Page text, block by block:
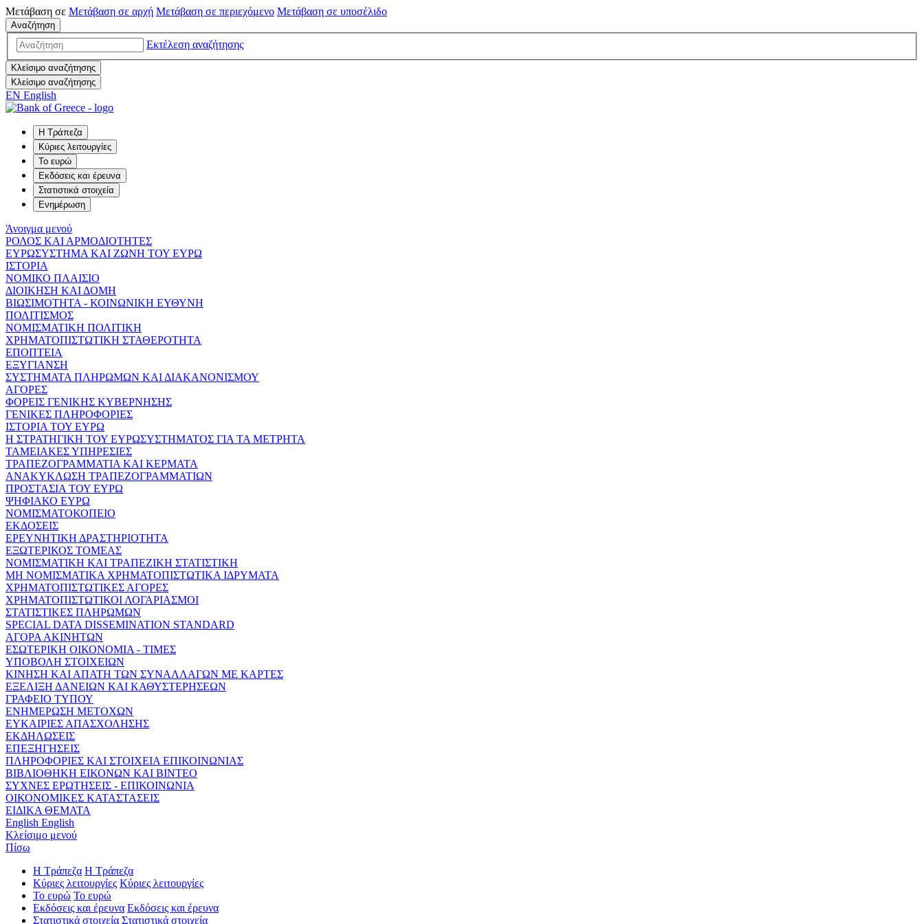
Μετάβαση σε Μετάβαση σε αρχή Μετάβαση σε περιεχόμενο Μετάβαση σε υποσέλιδο
Αναζήτηση
Εκτέλεση αναζήτησης
Κλείσιμο αναζήτησης
Κλείσιμο αναζήτησης
EN English
Η Τράπεζα
Κύριες λειτουργίες
Το ευρώ
Εκδόσεις και έρευνα
Στατιστικά στοιχεία
Ενημέρωση
Άνοιγμα μενού
ΡΟΛΟΣ ΚΑΙ ΑΡΜΟΔΙΟΤΗΤΕΣ
ΕΥΡΩΣΥΣΤΗΜΑ ΚΑΙ ΖΩΝΗ ΤΟΥ ΕΥΡΩ
ΙΣΤΟΡΙΑ
ΝΟΜΙΚΟ ΠΛΑΙΣΙΟ
ΔΙΟΙΚΗΣΗ ΚΑΙ ΔΟΜΗ
ΒΙΩΣΙΜΟΤΗΤΑ - ΚΟΙΝΩΝΙΚΗ ΕΥΘΥΝΗ
ΠΟΛΙΤΙΣΜΟΣ
ΝΟΜΙΣΜΑΤΙΚΗ ΠΟΛΙΤΙΚΗ
ΧΡΗΜΑΤΟΠΙΣΤΩΤΙΚΗ ΣΤΑΘΕΡΟΤΗΤΑ
ΕΠΟΠΤΕΙΑ
ΕΞΥΓΙΑΝΣΗ
ΣΥΣΤΗΜΑΤΑ ΠΛΗΡΩΜΩΝ ΚΑΙ ΔΙΑΚΑΝΟΝΙΣΜΟΥ
ΑΓΟΡΕΣ
ΦΟΡΕΙΣ ΓΕΝΙΚΗΣ ΚΥΒΕΡΝΗΣΗΣ
ΓΕΝΙΚΕΣ ΠΛΗΡΟΦΟΡΙΕΣ
ΙΣΤΟΡΙΑ ΤΟΥ ΕΥΡΩ
Η ΣΤΡΑΤΗΓΙΚΗ ΤΟΥ ΕΥΡΩΣΥΣΤΗΜΑΤΟΣ ΓΙΑ ΤΑ ΜΕΤΡΗΤΑ
ΤΑΜΕΙΑΚΕΣ ΥΠΗΡΕΣΙΕΣ
ΤΡΑΠΕΖΟΓΡΑΜΜΑΤΙΑ ΚΑΙ ΚΕΡΜΑΤΑ
ΑΝΑΚΥΚΛΩΣΗ ΤΡΑΠΕΖΟΓΡΑΜΜΑΤΙΩΝ
ΠΡΟΣΤΑΣΙΑ ΤΟΥ ΕΥΡΩ
ΨΗΦΙΑΚΟ ΕΥΡΩ
ΝΟΜΙΣΜΑΤΟΚΟΠΕΙΟ
ΕΚΔΟΣΕΙΣ
ΕΡΕΥΝΗΤΙΚΗ ΔΡΑΣΤΗΡΙΟΤΗΤΑ
ΕΞΩΤΕΡΙΚΟΣ ΤΟΜΕΑΣ
ΝΟΜΙΣΜΑΤΙΚΗ ΚΑΙ ΤΡΑΠΕΖΙΚΗ ΣΤΑΤΙΣΤΙΚΗ
ΜΗ ΝΟΜΙΣΜΑΤΙΚΑ ΧΡΗΜΑΤΟΠΙΣΤΩΤΙΚΑ ΙΔΡΥΜΑΤΑ
ΧΡΗΜΑΤΟΠΙΣΤΩΤΙΚΕΣ ΑΓΟΡΕΣ
ΧΡΗΜΑΤΟΠΙΣΤΩΤΙΚΟΙ ΛΟΓΑΡΙΑΣΜΟΙ
ΣΤΑΤΙΣΤΙΚΕΣ ΠΛΗΡΩΜΩΝ
SPECIAL DATA DISSEMINATION STANDARD
ΑΓΟΡΑ ΑΚΙΝΗΤΩΝ
ΕΣΩΤΕΡΙΚΗ ΟΙΚΟΝΟΜΙΑ - ΤΙΜΕΣ
ΥΠΟΒΟΛΗ ΣΤΟΙΧΕΙΩΝ
ΚΙΝΗΣΗ ΚΑΙ ΑΠΑΤΗ ΤΩΝ ΣΥΝΑΛΛΑΓΩΝ ΜΕ ΚΑΡΤΕΣ
ΕΞΕΛΙΞΗ ΔΑΝΕΙΩΝ ΚΑΙ ΚΑΘΥΣΤΕΡΗΣΕΩΝ
ΓΡΑΦΕΙΟ ΤΥΠΟΥ
ΕΝΗΜΕΡΩΣΗ ΜΕΤΟΧΩΝ
ΕΥΚΑΙΡΙΕΣ ΑΠΑΣΧΟΛΗΣΗΣ
ΕΚΔΗΛΩΣΕΙΣ
ΕΠΕΞΗΓΗΣΕΙΣ
ΠΛΗΡΟΦΟΡΙΕΣ ΚΑΙ ΣΤΟΙΧΕΙΑ ΕΠΙΚΟΙΝΩΝΙΑΣ
ΒΙΒΛΙΟΘΗΚΗ ΕΙΚΟΝΩΝ ΚΑΙ ΒΙΝΤΕΟ
ΣΥΧΝΕΣ ΕΡΩΤΗΣΕΙΣ - ΕΠΙΚΟΙΝΩΝΙΑ
ΟΙΚΟΝΟΜΙΚΕΣ ΚΑΤΑΣΤΑΣΕΙΣ
ΕΙΔΙΚΑ ΘΕΜΑΤΑ
English English
Κλείσιμο μενού
Πίσω
Η Τράπεζα Η Τράπεζα
Κύριες λειτουργίες Κύριες λειτουργίες
Το ευρώ Το ευρώ
Εκδόσεις και έρευνα Εκδόσεις και έρευνα
Στατιστικά στοιχεία Στατιστικά στοιχεία